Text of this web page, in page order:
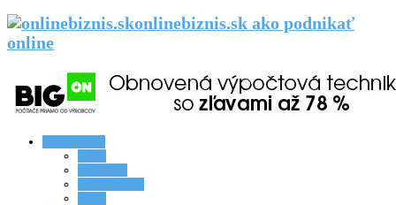
onlinebiznis.sk ako podnikať
online